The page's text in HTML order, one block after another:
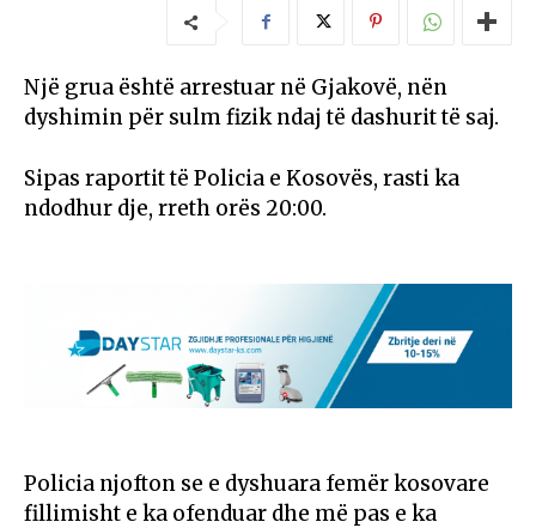
Një grua është arrestuar në Gjakovë, nën
dyshimin për sulm fizik ndaj të dashurit të saj.
Sipas raportit të Policia e Kosovës, rasti ka
ndodhur dje, rreth orës 20:00.
Policia njofton se e dyshuara femër kosovare
fillimisht e ka ofenduar dhe më pas e ka